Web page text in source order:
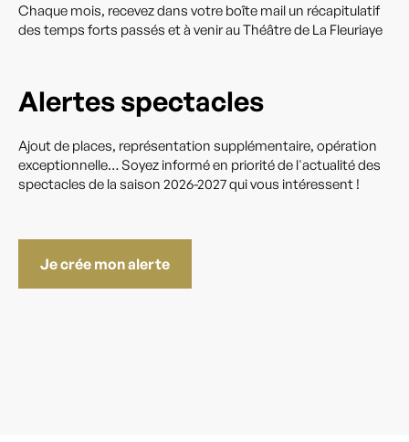
Chaque mois, recevez dans votre boîte mail un récapitulatif
des temps forts passés et à venir au Théâtre de La Fleuriaye
Alertes spectacles
Ajout de places, représentation supplémentaire, opération
exceptionnelle… Soyez informé en priorité de l'actualité des
spectacles de la saison 2026-2027 qui vous intéressent !
Je crée mon alerte